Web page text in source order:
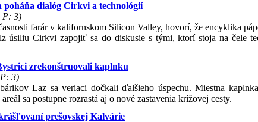
poháňa dialóg Cirkvi a technológií
P: 3)
farár v kalifornskom Silicon Valley, hovorí, že encyklika
úsiliu Cirkvi zapojiť sa do diskusie s tými, ktorí stoja na čele
zrekonštruovali kaplnku
3)
Laz sa veriaci dočkali ďalšieho úspechu. Miestna
sa postupne rozrastá aj o nové zastavenia krížovej cesty.
prešovskej Kalvárie